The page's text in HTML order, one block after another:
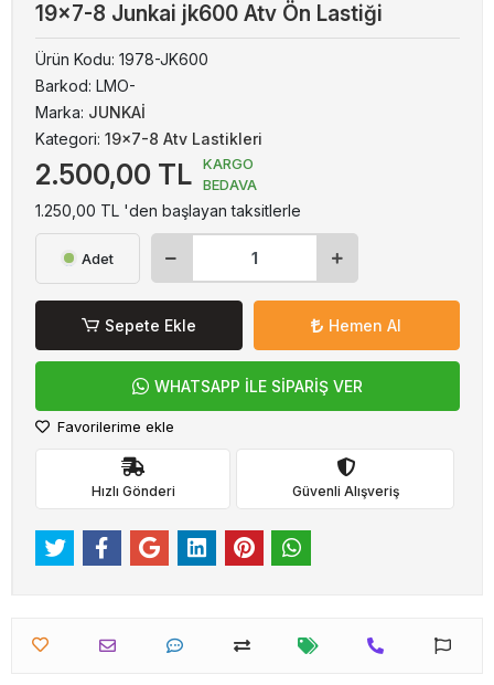
19x7-8 Junkai jk600 Atv Ön Lastiği
Ürün Kodu: 1978-JK600
Barkod: LMO-
Marka: JUNKAİ
Kategori: 19x7-8 Atv Lastikleri
2.500,00 TL
KARGO
BEDAVA
1.250,00 TL 'den başlayan taksitlerle
Adet
Sepete Ekle Hemen Al
WHATSAPP İLE SİPARİŞ VER
Favorilerime ekle
Hızlı Gönderi Güvenli Alışveriş